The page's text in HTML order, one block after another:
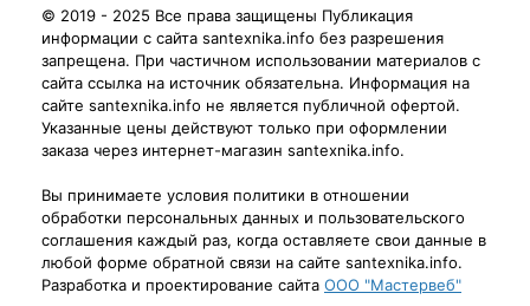
© 2019 - 2025 Все права защищены Публикация
информации с сайта santexnika.info без разрешения
запрещена. При частичном использовании материалов с
сайта ссылка на источник обязательна. Информация на
сайте santexnika.info не является публичной офертой.
Указанные цены действуют только при оформлении
заказа через интернет-магазин santexnika.info.
Вы принимаете условия политики в отношении
обработки персональных данных и пользовательского
соглашения каждый раз, когда оставляете свои данные в
любой форме обратной связи на сайте santexnika.info.
Разработка и проектирование сайта ООО "Мастервеб"